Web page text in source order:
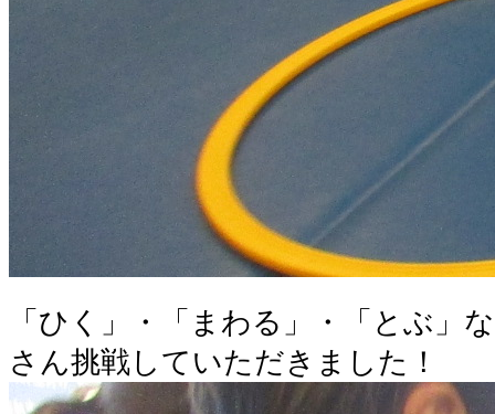
「ひく」・「まわる」・「とぶ」
さん挑戦していただきました！